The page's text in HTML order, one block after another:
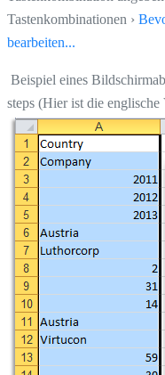
Tastenkombinationen ›
bearbeiten...
Beispiel eines
steps (Hier ist die englische